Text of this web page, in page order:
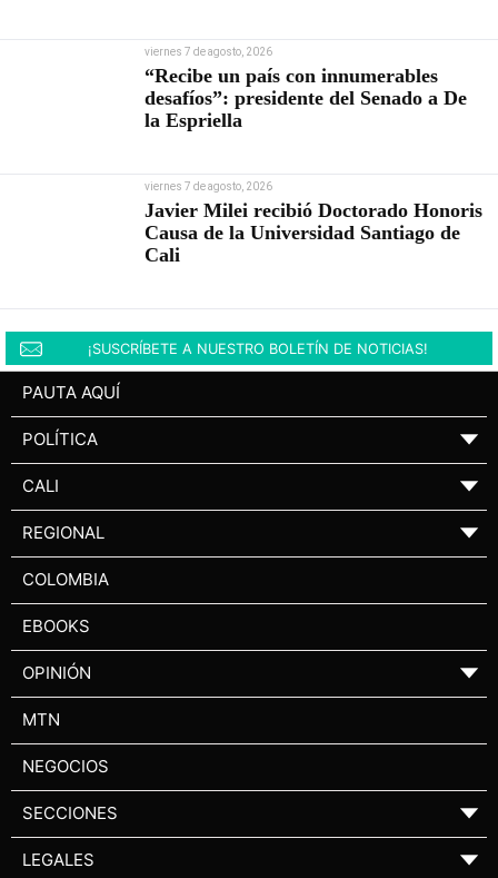
viernes 7 de agosto, 2026
“Recibe un país con innumerables
desafíos”: presidente del Senado a De
la Espriella
viernes 7 de agosto, 2026
Javier Milei recibió Doctorado Honoris
Causa de la Universidad Santiago de
Cali
¡SUSCRÍBETE A NUESTRO BOLETÍN DE NOTICIAS!
PAUTA AQUÍ
POLÍTICA ▼
CALI ▼
REGIONAL ▼
COLOMBIA
EBOOKS
OPINIÓN ▼
MTN
NEGOCIOS
SECCIONES ▼
LEGALES ▼